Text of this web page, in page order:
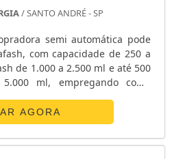
/ SANTO ANDRÉ - SP
semi automática pode
com capacidade de 250 a
de 1.000 a 2.500 ml e até 500
ml, empregando como
o PET (polietileno
forma, túnel de aquecimento
molde duplo, descarga
AGORA